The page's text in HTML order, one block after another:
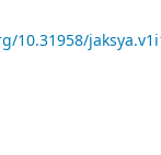
10.31958/